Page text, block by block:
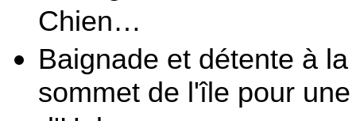
Chien…
Baignade et détente à
sommet de l'île pour